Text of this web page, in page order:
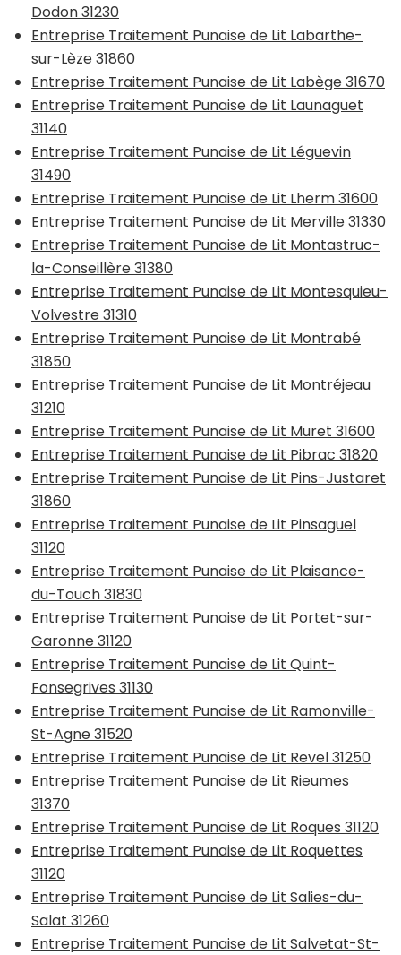
Dodon 31230
Entreprise Traitement Punaise de Lit Labarthe-
sur-Lèze 31860
Entreprise Traitement Punaise de Lit Labège 31670
Entreprise Traitement Punaise de Lit Launaguet
31140
Entreprise Traitement Punaise de Lit Léguevin
31490
Entreprise Traitement Punaise de Lit Lherm 31600
Entreprise Traitement Punaise de Lit Merville 31330
Entreprise Traitement Punaise de Lit Montastruc-
la-Conseillère 31380
Entreprise Traitement Punaise de Lit Montesquieu-
Volvestre 31310
Entreprise Traitement Punaise de Lit Montrabé
31850
Entreprise Traitement Punaise de Lit Montréjeau
31210
Entreprise Traitement Punaise de Lit Muret 31600
Entreprise Traitement Punaise de Lit Pibrac 31820
Entreprise Traitement Punaise de Lit Pins-Justaret
31860
Entreprise Traitement Punaise de Lit Pinsaguel
31120
Entreprise Traitement Punaise de Lit Plaisance-
du-Touch 31830
Entreprise Traitement Punaise de Lit Portet-sur-
Garonne 31120
Entreprise Traitement Punaise de Lit Quint-
Fonsegrives 31130
Entreprise Traitement Punaise de Lit Ramonville-
St-Agne 31520
Entreprise Traitement Punaise de Lit Revel 31250
Entreprise Traitement Punaise de Lit Rieumes
31370
Entreprise Traitement Punaise de Lit Roques 31120
Entreprise Traitement Punaise de Lit Roquettes
31120
Entreprise Traitement Punaise de Lit Salies-du-
Salat 31260
Entreprise Traitement Punaise de Lit Salvetat-St-